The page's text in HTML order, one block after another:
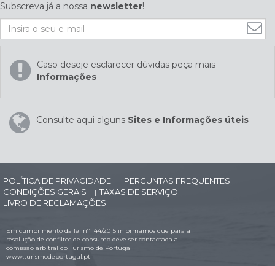
Subscreva já a nossa newsletter!
Caso deseje esclarecer dúvidas peça mais
Informações
Consulte aqui alguns Sites e Informações úteis
POLÍTICA DE PRIVACIDADE | PERGUNTAS FREQUENTES |
CONDIÇÕES GERAIS | TAXAS DE SERVIÇO |
LIVRO DE RECLAMAÇÕES |
Em cumprimento da lei nº 144/2015 informamos que para a
resolução de conflitos de consumo deve ser contactada a
comissão arbitral do Turismo de Portugal
www.turismodeportugal.pt